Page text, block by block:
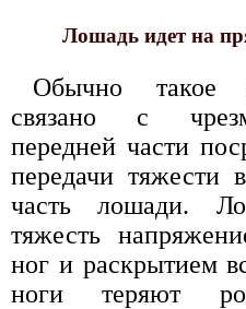
Лошадь идет на
Обычно такое
связано с
передней части
передачи тяжести
часть лошади.
тяжесть
ног и раскрытием
ноги теряют